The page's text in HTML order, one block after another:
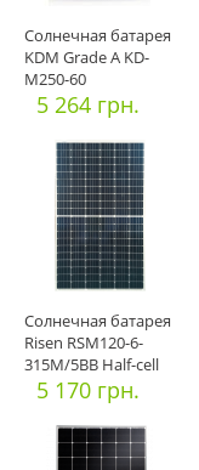
Солнечная батарея
KDM Grade A KD-
М250-60
5 264 грн.
Солнечная батарея
Risen RSM120-6-
315M/5ВВ Half-cell
5 170 грн.